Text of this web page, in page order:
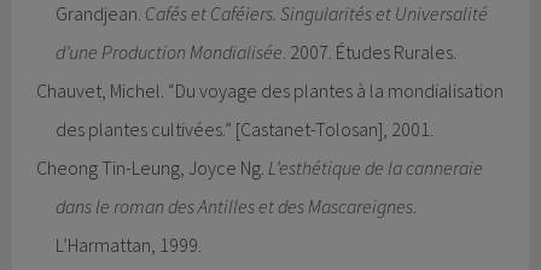
Grandjean. Cafés et Caféiers. Singularités et Universalité
d’une Production Mondialisée. 2007. Études Rurales.
Chauvet, Michel. “Du voyage des plantes à la mondialisation
des plantes cultivées.” [Castanet-Tolosan], 2001.
Cheong Tin-Leung, Joyce Ng.L’esthétique de la canneraie
dans le roman des Antilles et des Mascareignes.
L’Harmattan, 1999.